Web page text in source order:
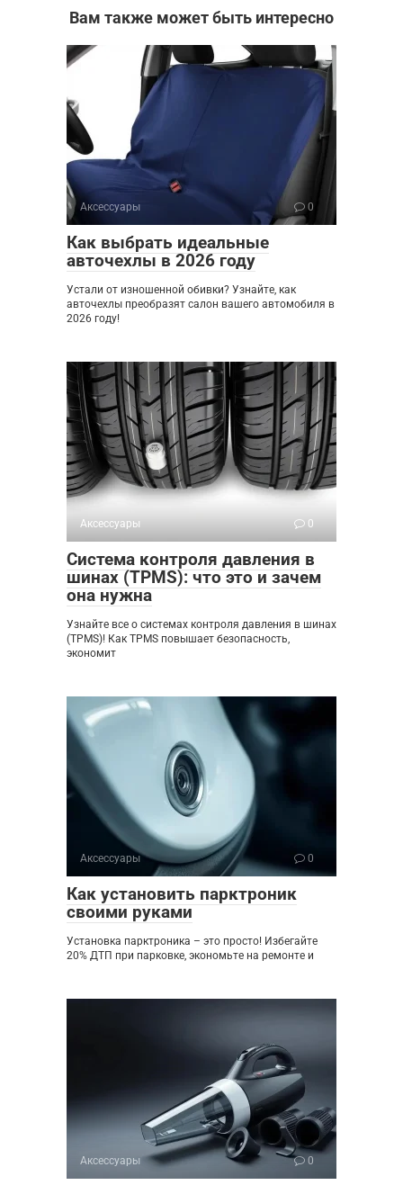
Вам также может быть интересно
Аксессуары 0
Как выбрать идеальные
авточехлы в 2026 году
Устали от изношенной обивки? Узнайте, как
авточехлы преобразят салон вашего автомобиля в
2026 году!
Аксессуары 0
Система контроля давления в
шинах (TPMS): что это и зачем
она нужна
Узнайте все о системах контроля давления в шинах
(TPMS)! Как TPMS повышает безопасность,
экономит
Аксессуары 0
Как установить парктроник
своими руками
Установка парктроника – это просто! Избегайте
20% ДТП при парковке, экономьте на ремонте и
Аксессуары 0